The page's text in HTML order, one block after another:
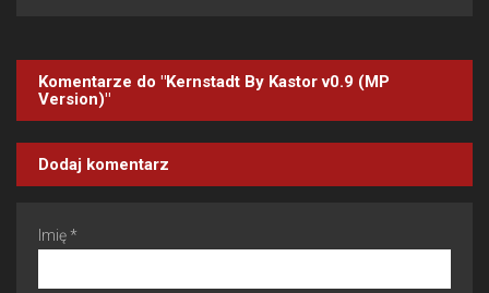
Komentarze do "Kernstadt By Kastor v0.9 (MP
Version)"
Dodaj komentarz
Imię *